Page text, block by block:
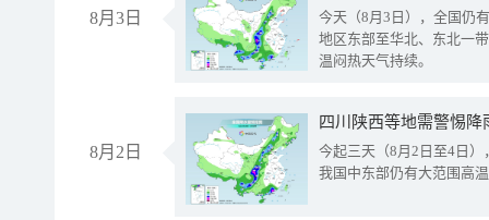
8月3日
今天（8月3日），全国仍
地区东部至华北、东北一
温闷热天气持续。
8月2日
今起三天（8月2日至4日
我国中东部仍有大范围高